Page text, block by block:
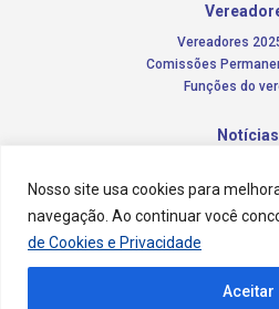
Nosso site usa cookies para
navegação. Ao continuar você
de Cookies e Privacidade
Aceitar
Vereadores
Comissões
Funções do
Notícias
Transparência